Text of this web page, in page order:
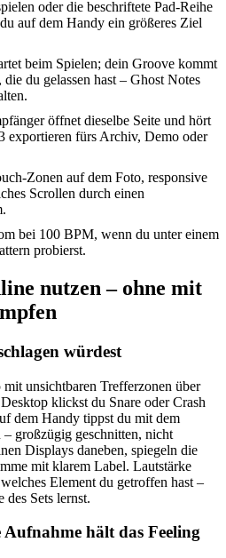
oder die beschriftete Pad-Reihe
auf dem Handy ein größeres Ziel
beim Spielen; dein Groove kommt
du gelassen hast – Ghost Notes
öffnet dieselbe Seite und hört
exportieren fürs Archiv, Demo oder
Zonen auf dem Foto, responsive
Scrollen durch einen
bei 100 BPM, wenn du unter einem
probierst.
nutzen – ohne mit
würdest
unsichtbaren Trefferzonen über
klickst du Snare oder Crash
dem Handy tippst du mit dem
großzügig geschnitten, nicht
Displays daneben, spiegeln die
mit klarem Label. Lautstärke
Element du getroffen hast –
Sets lernst.
Aufnahme hält das Feeling